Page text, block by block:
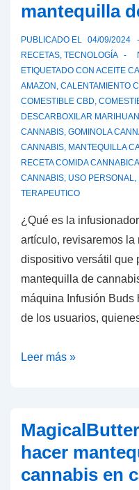
mantequilla
PUBLICADO EL 04/09/2024
RECETAS, TECNOLOGÍA
ETIQUETADO CON ACEITE
AMAZON , CALENTAMIENTO
COMESTIBLE CBD,
DESCARBOXILAR
CANNABIS, GOMINOLA
CANNABIS, MANTEQUILLA
RECETA COMIDA CANNABICA
CANNABIS, USO PERSONAL,
TERAPEUTICO
¿Qué es la
artículo, revisaremos la
dispositivo versátil que
mantequilla de
máquina Infusión Buds
de los usuarios,
Infusion
para
descarboxilar
y
Leer más »
hacer
cannabis en